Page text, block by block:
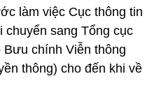
làm việc Cục thông tin
chuyển sang Tổng cục
chính Viễn thông
thông) cho đến khi về